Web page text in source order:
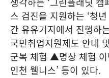
스 검진을 지원하는 ‘청
간 유유기지에서 진행하
국민취업지원제도 안내
군복 체험 ▲명상 체험
인천 웰니스’ 등이 있다.